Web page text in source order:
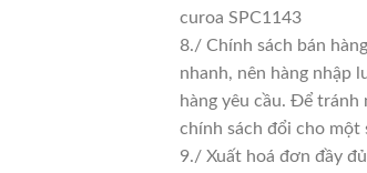
curoa SPC1143
8./ Chính sách bán
nhanh, nên hàng nhập
hàng yêu cầu. Để tránh
chính sách đổi cho một
9./ Xuất hoá đơn đầy